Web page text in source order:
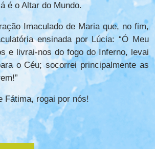
é o Altar do Mundo.
Imaculado de Maria que, no fim,
ensinada por Lúcia: “Ó Meu
e livrai-nos do fogo do Inferno, levai
o Céu; socorrei principalmente as
Fátima, rogai por nós!